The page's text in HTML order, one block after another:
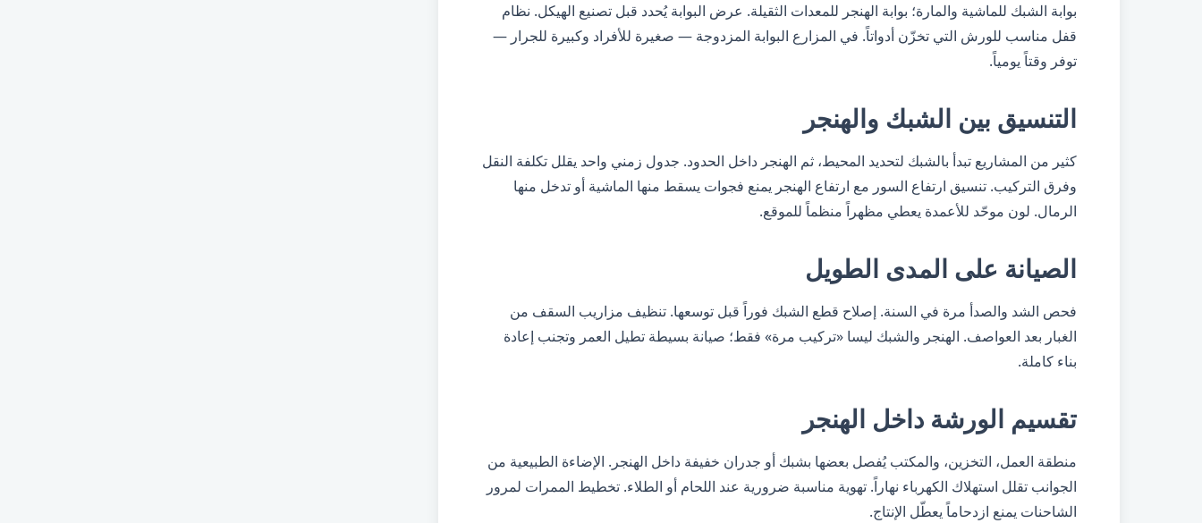
بوابة الشبك للماشية والمارة؛ بوابة الهنجر للمعدات الثقيلة. عرض البوابة يُحدد قبل تصنيع الهيكل. نظام
قفل مناسب للورش التي تخزّن أدواتاً. في المزارع البوابة المزدوجة — صغيرة للأفراد وكبيرة للجرار —
توفر وقتاً يومياً.
التنسيق بين الشبك والهنجر
كثير من المشاريع تبدأ بالشبك لتحديد المحيط، ثم الهنجر داخل الحدود. جدول زمني واحد يقلل تكلفة النقل
وفرق التركيب. تنسيق ارتفاع السور مع ارتفاع الهنجر يمنع فجوات يسقط منها الماشية أو تدخل منها
الرمال. لون موحّد للأعمدة يعطي مظهراً منظماً للموقع.
الصيانة على المدى الطويل
فحص الشد والصدأ مرة في السنة. إصلاح قطع الشبك فوراً قبل توسعها. تنظيف مزاريب السقف من
الغبار بعد العواصف. الهنجر والشبك ليسا «تركيب مرة» فقط؛ صيانة بسيطة تطيل العمر وتجنب إعادة
بناء كاملة.
تقسيم الورشة داخل الهنجر
منطقة العمل، التخزين، والمكتب يُفصل بعضها بشبك أو جدران خفيفة داخل الهنجر. الإضاءة الطبيعية من
الجوانب تقلل استهلاك الكهرباء نهاراً. تهوية مناسبة ضرورية عند اللحام أو الطلاء. تخطيط الممرات لمرور
الشاحنات يمنع ازدحاماً يعطّل الإنتاج.